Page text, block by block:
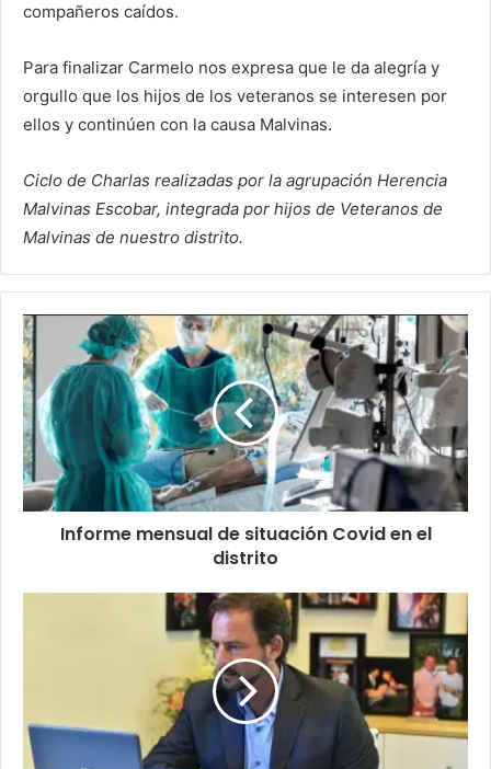
compañeros caídos.
Para finalizar Carmelo nos expresa que le da alegría y
orgullo que los hijos de los veteranos se interesen por
ellos y continúen con la causa Malvinas.
Ciclo de Charlas realizadas por la agrupación Herencia
Malvinas Escobar, integrada por hijos de Veteranos de
Malvinas de nuestro distrito.
Informe mensual de situación Covid en el
distrito